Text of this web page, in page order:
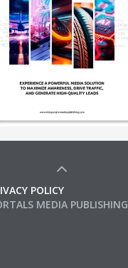
POLICY
MEDIA PUBLISHING